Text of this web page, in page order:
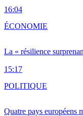
16:04
La « résilience
15:17
ÉCONOMIE
Quatre pays européens
POLITIQUE